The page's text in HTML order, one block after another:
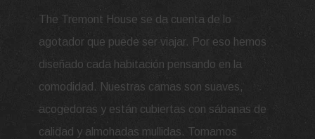
The Tremont House se da cuenta de lo
agotador que puede ser viajar. Por eso hemos
diseñado cada habitación pensando en la
comodidad. Nuestras camas son suaves,
acogedoras y están cubiertas con sábanas de
calidad y almohadas mullidas. Tomamos